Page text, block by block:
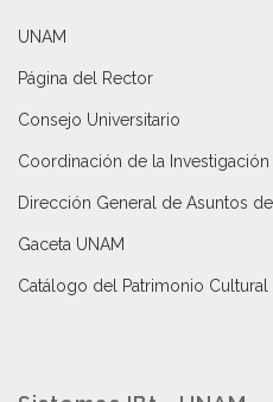
UNAM
Página del Rector
Consejo Universitario
Coordinación de la Investigación
Dirección General de Asuntos
Gaceta UNAM
Catálogo del Patrimonio Cultural